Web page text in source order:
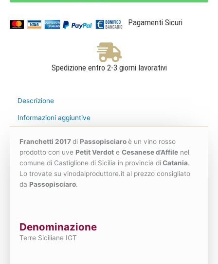
quantità
Pagamenti Sicuri
Spedizione entro 2-3 giorni lavorativi
Descrizione
Informazioni aggiuntive
Franchetti 2017di Passopisciaroè un vino rosso
prodotto con uve Petit Verdot e Cesanese d’Affile nel
comune di Castiglione di Sicilia in provincia diCatania.
Lo trovate su vinodalproduttore.it al prezzo consigliato
da Passopisciaro.
Denominazione
Terre Siciliane IGT